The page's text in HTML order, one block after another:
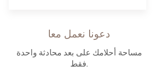
دعونا نعمل معا
مساحة أحلامك على بعد محادثة واحدة
فقط.